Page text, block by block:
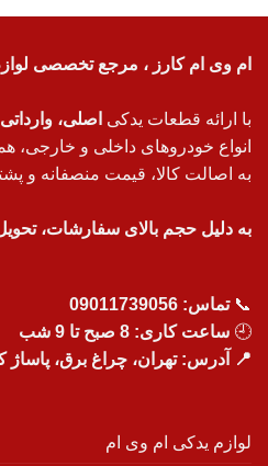
ام وی ام کارز ، مرجع تخصصی
با ارائه قطعات یدکی اصلی،
انواع خودروهای داخلی و خارجی،
به اصالت کالا، قیمت منصفانه و
به دلیل حجم بالای سفارشات،
📞تماس: 09011739056
🕘 ساعت کاری: 8 صبح تا 9 شب
📍 آدرس: تهران، چراغ برق، پاساژ
لوازم یدکی ام وی ام